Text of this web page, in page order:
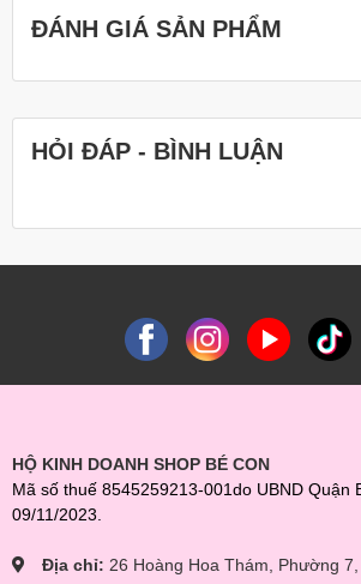
ĐÁNH GIÁ SẢN PHẨM
HỎI ĐÁP - BÌNH LUẬN
HỘ KINH DOANH SHOP BÉ CON
Mã số thuế 8545259213-001do UBND Quận
09/11/2023.
Địa chỉ: 26 Hoàng Hoa Thám, Phường